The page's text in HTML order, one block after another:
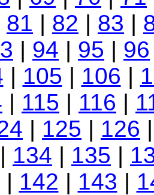
81 | 82 | 83 |
| 94 | 95 | 96
| 105 | 106 |
| 115 | 116 |
| 125 | 126
| 134 | 135 |
| 142 | 143 |